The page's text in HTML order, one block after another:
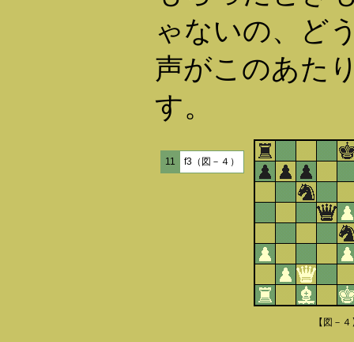
ゃないの、ど
声がこのあた
す。
11 f3（図－４）
【図－４